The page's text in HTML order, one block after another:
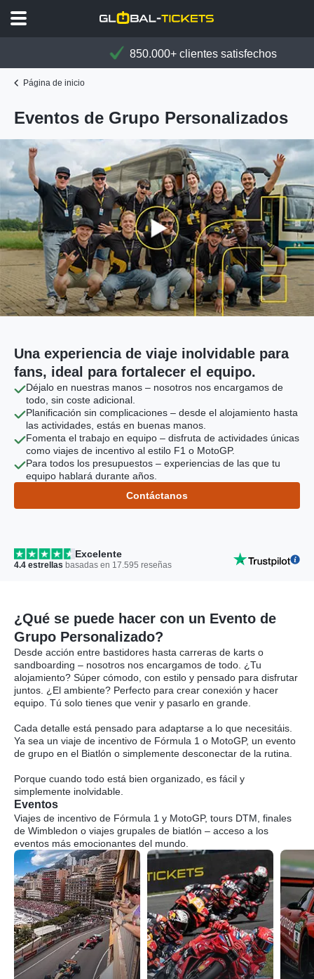
850.000+ clientes satisfechos
Página de inicio
Eventos de Grupo Personalizados
Una experiencia de viaje inolvidable para
fans, ideal para fortalecer el equipo.
Déjalo en nuestras manos – nosotros nos encargamos de
todo, sin coste adicional.
Planificación sin complicaciones – desde el alojamiento hasta
las actividades, estás en buenas manos.
Fomenta el trabajo en equipo – disfruta de actividades únicas
como viajes de incentivo al estilo F1 o MotoGP.
Para todos los presupuestos – experiencias de las que tu
equipo hablará durante años.
Contáctanos
Excelente
4.4 estrellas basadas en 17.595 reseñas
¿Qué se puede hacer con un Evento de
Grupo Personalizado?
Desde acción entre bastidores hasta carreras de karts o
sandboarding – nosotros nos encargamos de todo. ¿Tu
alojamiento? Súper cómodo, con estilo y pensado para disfrutar
juntos. ¿El ambiente? Perfecto para crear conexión y hacer
equipo. Tú solo tienes que venir y pasarlo en grande.
Cada detalle está pensado para adaptarse a lo que necesitáis.
Ya sea un viaje de incentivo de Fórmula 1 o MotoGP, un evento
de grupo en el Biatlón o simplemente desconectar de la rutina.
Porque cuando todo está bien organizado, es fácil y
simplemente inolvidable.
Eventos
Viajes de incentivo de Fórmula 1 y MotoGP, tours DTM, finales
de Wimbledon o viajes grupales de biatlón – acceso a los
eventos más emocionantes del mundo.